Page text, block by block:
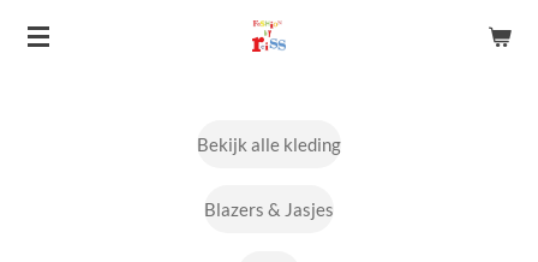
Ga
Bekijk alle kleding
Blazers & Jasjes